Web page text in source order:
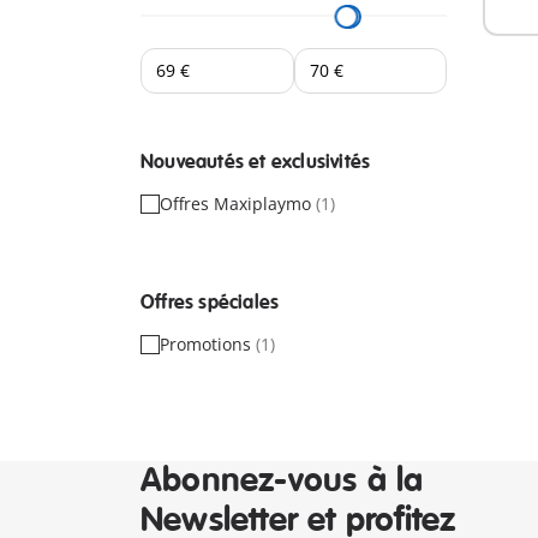
Nouveautés et exclusivités
Offres Maxiplaymo (1)
Offres spéciales
Promotions (1)
Abonnez-vous à la
Newsletter et profitez